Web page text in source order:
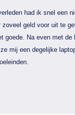
had ik snel een
zoveel geld voor uit te
goede. Na even met de
mij een degelijke